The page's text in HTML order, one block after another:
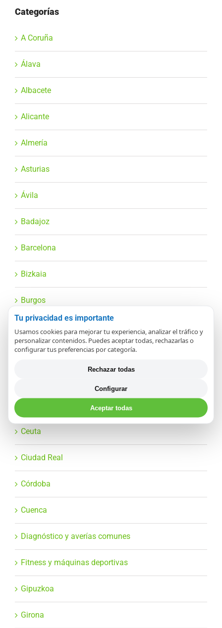
Categorías
A Coruña
Álava
Albacete
Alicante
Almería
Asturias
Ávila
Badajoz
Barcelona
Bizkaia
Burgos
Cádiz
Ceuta
Ciudad Real
Córdoba
Cuenca
Diagnóstico y averías comunes
Fitness y máquinas deportivas
Gipuzkoa
Girona
Tu privacidad es importante
Usamos cookies para mejorar tu experiencia, analizar el tráfico y
personalizar contenidos. Puedes aceptar todas, rechazarlas o
configurar tus preferencias por categoría.
Rechazar todas
Configurar
Aceptar todas